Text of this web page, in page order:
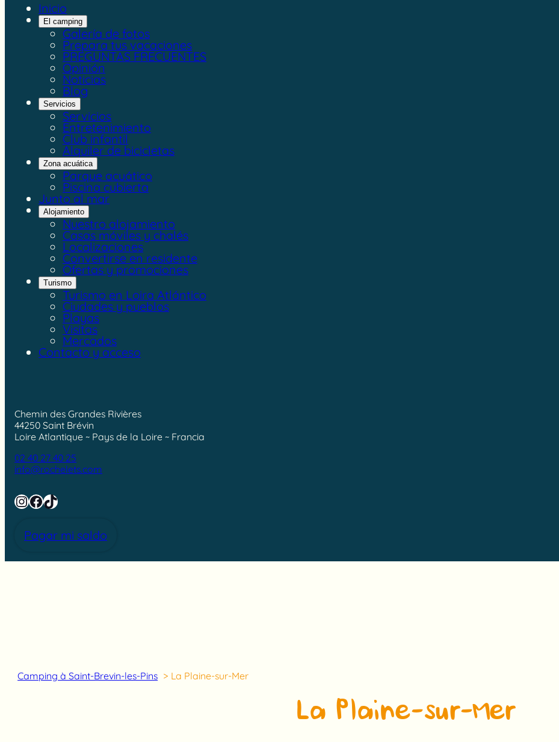
Inicio
El camping
Galería de fotos
Prepara tus vacaciones
PREGUNTAS FRECUENTES
Opinión
Noticias
Blog
Servicios
Servicios
Entretenimiento
Club infantil
Alquiler de bicicletas
Zona acuática
Parque acuático
Piscina cubierta
Junto al mar
Alojamiento
Nuestro alojamiento
Casas móviles y chalés
Localizaciones
Convertirse en residente
Ofertas y promociones
Turismo
Turismo en Loira Atlántico
Ciudades y pueblos
Playas
Visitas
Mercados
Contacto y acceso
Chemin des Grandes Rivières
44250 Saint Brévin
Loire Atlantique ~ Pays de la Loire ~ Francia
02 40 27 40 25
info@rochelets.com
Instagram
Facebook
TikTok
Pagar mi saldo
Camping à Saint-Brevin-les-Pins La Plaine-sur-Mer
La Plaine-sur-Mer